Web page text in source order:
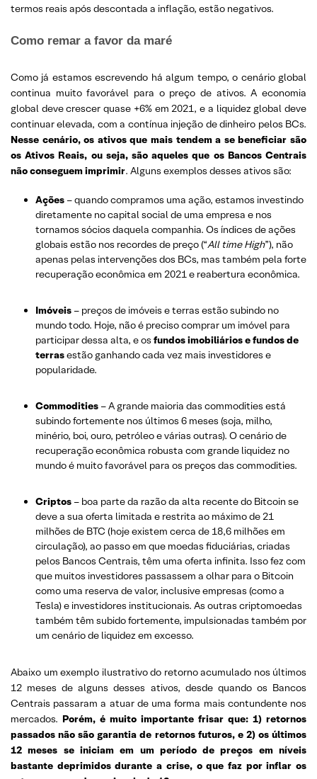
termos reais após descontada a inflação, estão negativos.
Como remar a favor da maré
Como já estamos escrevendo há algum tempo, o cenário global
continua muito favorável para o preço de ativos. A economia
global deve crescer quase +6% em 2021, e a liquidez global deve
continuar elevada, com a contínua injeção de dinheiro pelos BCs.
Nesse cenário, os ativos que mais tendem a se beneficiar são
os Ativos Reais, ou seja, são aqueles que os Bancos Centrais
não conseguem imprimir. Alguns exemplos desses ativos são:
Ações – quando compramos uma ação, estamos investindo
diretamente no capital social de uma empresa e nos
tornamos sócios daquela companhia. Os índices de ações
globais estão nos recordes de preço (“All time High”), não
apenas pelas intervenções dos BCs, mas também pela forte
recuperação econômica em 2021 e reabertura econômica.
Imóveis – preços de imóveis e terras estão subindo no
mundo todo. Hoje, não é preciso comprar um imóvel para
participar dessa alta, e os fundos imobiliários e fundos de
terrasestão ganhando cada vez mais investidores e
popularidade.
Commodities – A grande maioria das commodities está
subindo fortemente nos últimos 6 meses (soja, milho,
minério, boi, ouro, petróleo e várias outras). O cenário de
recuperação econômica robusta com grande liquidez no
mundo é muito favorável para os preços das commodities.
Criptos – boa parte da razão da alta recente do Bitcoin se
deve a sua oferta limitada e restrita ao máximo de 21
milhões de BTC (hoje existem cerca de 18,6 milhões em
circulação), ao passo em que moedas fiduciárias, criadas
pelos Bancos Centrais, têm uma oferta infinita. Isso fez com
que muitos investidores passassem a olhar para o Bitcoin
como uma reserva de valor, inclusive empresas (como a
Tesla) e investidores institucionais. As outras criptomoedas
também têm subido fortemente, impulsionadas também por
um cenário de liquidez em excesso.
Abaixo um exemplo ilustrativo do retorno acumulado nos últimos
12 meses de alguns desses ativos, desde quando os Bancos
Centrais passaram a atuar de uma forma mais contundente nos
mercados. Porém, é muito importante frisar que: 1) retornos
passados não são garantia de retornos futuros, e 2) os últimos
12 meses se iniciam em um período de preços em níveis
bastante deprimidos durante a crise, o que faz por inflar os